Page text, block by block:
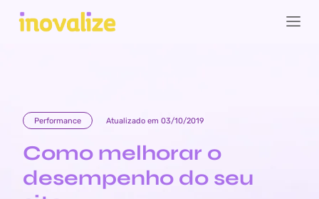
Performance Atualizado em 03/10/2019
Como melhorar o
desempenho do seu